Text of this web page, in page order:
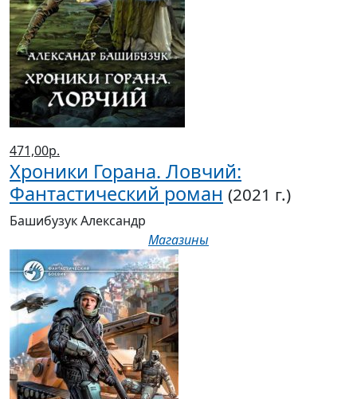
471,00р.
Хроники Горана. Ловчий:
Фантастический роман (2021 г.)
Башибузук Александр